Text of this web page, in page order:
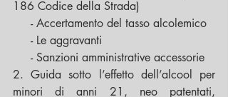
186 Codice della Strada)
     - Accertamento del tasso alcolemico
     - Le aggravanti
     - Sanzioni amministrative accessorie
2. Guida sotto l’effetto dell’alcool per
minori di anni 21, neo patentati,